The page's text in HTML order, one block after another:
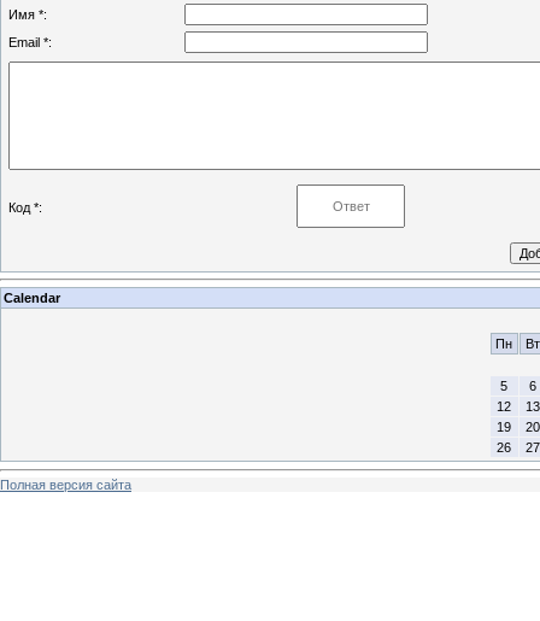
Имя *:
Email *:
Код *:
Calendar
Пн Вт
5
6
12
13
19
20
26
27
Полная версия сайта